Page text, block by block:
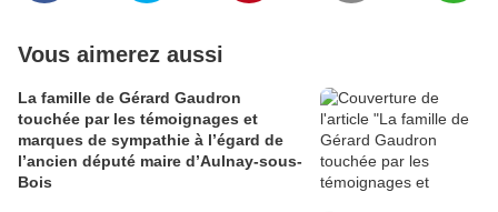
Vous aimerez aussi
La famille de Gérard Gaudron
touchée par les témoignages et
marques de sympathie à l’égard de
l’ancien député maire d’Aulnay-sous-
Bois